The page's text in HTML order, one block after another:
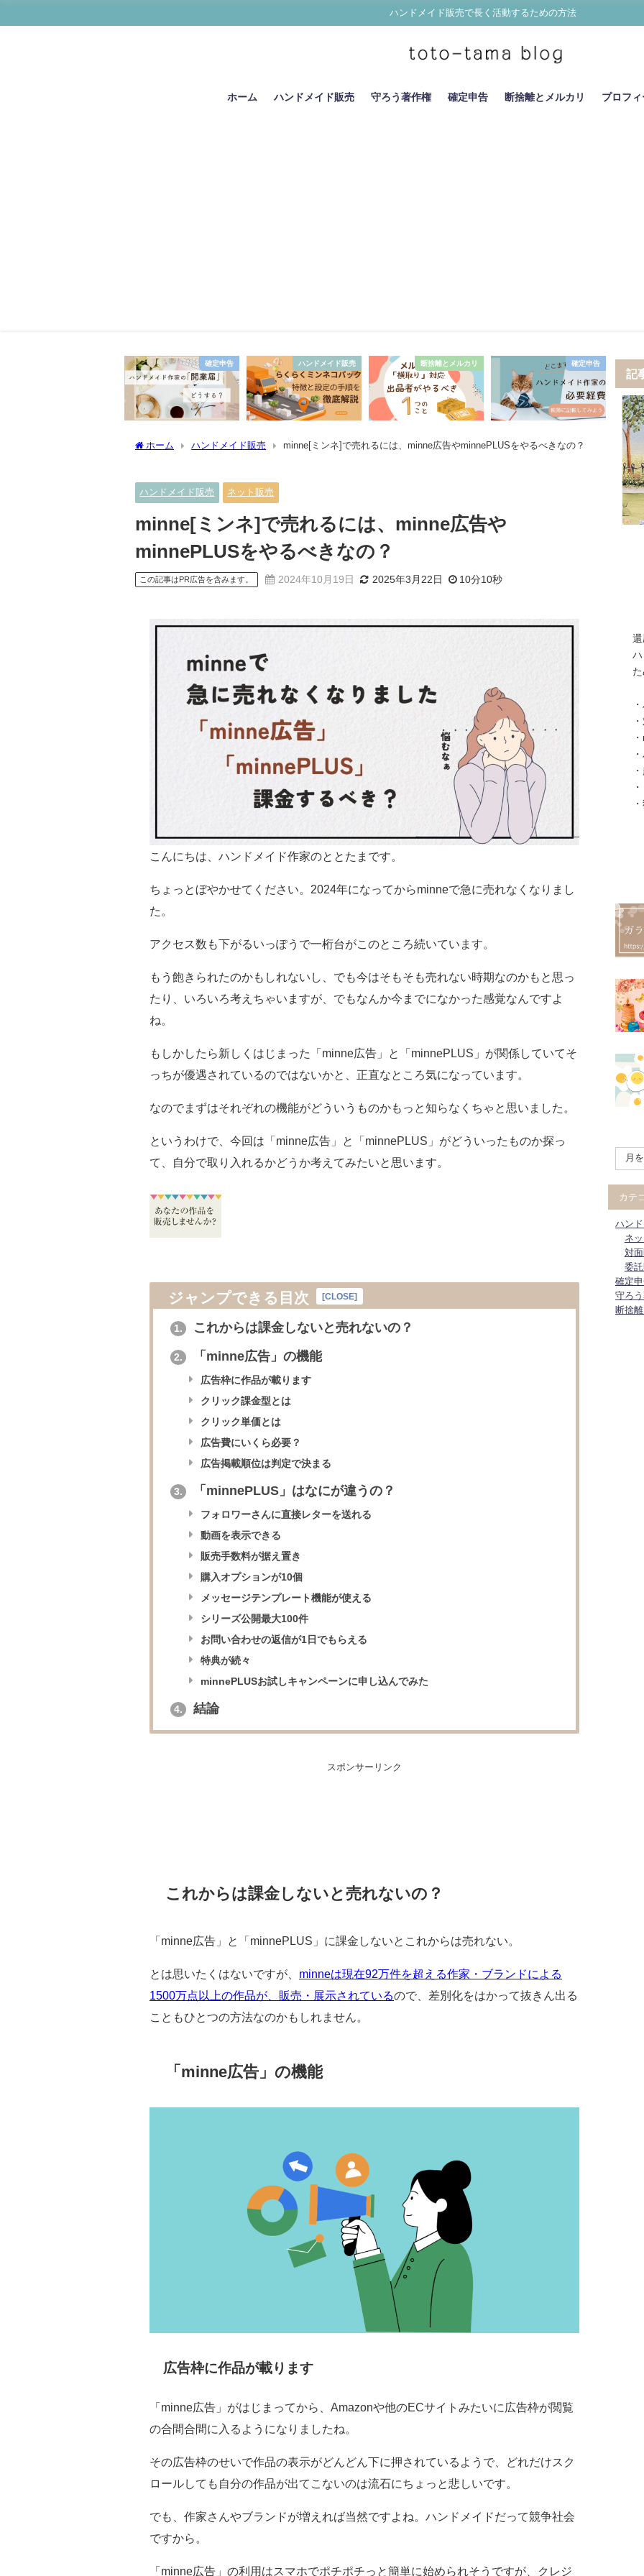
ハンドメイド販売で長く活動するための方法
ホーム ハンドメイド販売 守ろう著作権 確定申告 断捨離とメルカリ プロフィ
確定申告 ハンドメイド販売 断捨離とメルカリ 確定申告
ホーム ハンドメイド販売 minne[ミンネ]で売れるには、minne広告やminnePLUSをやるべきなの？
ハンドメイド販売 ネット販売
minne[ミンネ]で売れるには、minne広告や
minnePLUSをやるべきなの？
この記事はPR広告を含みます。 2024年10月19日 2025年3月22日 10分10秒
こんにちは、ハンドメイド作家のととたまです。
ちょっとぼやかせてください。2024年になってからminneで急に売れなくなりまし
た。
アクセス数も下がるいっぽうで一桁台がこのところ続いています。
もう飽きられたのかもしれないし、でも今はそもそも売れない時期なのかもと思っ
たり、いろいろ考えちゃいますが、でもなんか今までになかった感覚なんですよ
ね。
もしかしたら新しくはじまった「minne広告」と「minnePLUS」が関係していてそ
っちが優遇されているのではないかと、正直なところ気になっています。
なのでまずはそれぞれの機能がどういうものかもっと知らなくちゃと思いました。
というわけで、今回は「minne広告」と「minnePLUS」がどういったものか探っ
て、自分で取り入れるかどうか考えてみたいと思います。
ジャンプできる目次 [CLOSE]
1. これからは課金しないと売れないの？
2. 「minne広告」の機能
広告枠に作品が載ります
クリック課金型とは
クリック単価とは
広告費にいくら必要？
広告掲載順位は判定で決まる
3. 「minnePLUS」はなにが違うの？
フォロワーさんに直接レターを送れる
動画を表示できる
販売手数料が据え置き
購入オプションが10個
メッセージテンプレート機能が使える
シリーズ公開最大100件
お問い合わせの返信が1日でもらえる
特典が続々
minnePLUSお試しキャンペーンに申し込んでみた
4. 結論
スポンサーリンク
これからは課金しないと売れないの？
「minne広告」と「minnePLUS」に課金しないとこれからは売れない。
とは思いたくはないですが、 minneは現在92万件を超える作家・ブランドによる
1500万点以上の作品が、販売・展示されているので、差別化をはかって抜きん出る
こともひとつの方法なのかもしれません。
「minne広告」の機能
広告枠に作品が載ります
「minne広告」がはじまってから、Amazonや他のECサイトみたいに広告枠が閲覧
の合間合間に入るようになりましたね。
その広告枠のせいで作品の表示がどんどん下に押されているようで、どれだけスク
ロールしても自分の作品が出てこないのは流石にちょっと悲しいです。
でも、作家さんやブランドが増えれば当然ですよね。ハンドメイドだって競争社会
ですから。
「minne広告」の利用はスマホでポチポチっと簡単に始められそうですが、クレジ
記
カテ
ハン
ネ
対
委
確定
守ろ
断捨